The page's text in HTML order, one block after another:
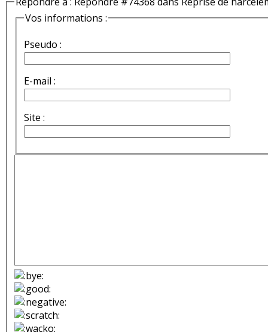
Vos informations :
Pseudo :
E-mail :
Site :